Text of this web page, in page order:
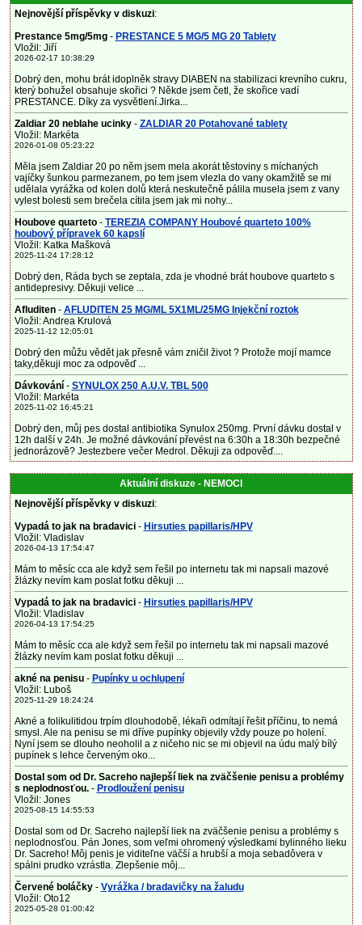
Nejnovější příspěvky v diskuzi:
Prestance 5mg/5mg- PRESTANCE 5 MG/5 MG 20 Tablety
Vložil: Jiří
2026-02-17 10:38:29
Dobrý den, mohu brát idoplněk stravy DIABEN na stabilizaci krevního cukru,
který bohužel obsahuje skořici ? Někde jsem četl, že skořice vadí
PRESTANCE. Díky za vysvětlení.Jirka...
Zaldiar 20 neblahe ucinky- ZALDIAR 20 Potahované tablety
Vložil: Markéta
2026-01-08 05:23:22
Měla jsem Zaldiar 20 po něm jsem mela akorát těstoviny s míchaných
vajíčky šunkou parmezanem, po tem jsem vlezla do vany okamžitě se mi
udělala vyrážka od kolen dolů která neskutečně pálila musela jsem z vany
vylest bolesti sem brečela cítila jsem jak mi nohy...
Houbove quarteto- TEREZIA COMPANY Houbové quarteto 100%
houbový přípravek 60 kapslí
Vložil: Katka Mašková
2025-11-24 17:28:12
Dobrý den, Ráda bych se zeptala, zda je vhodné brát houbove quarteto s
antidepresivy. Děkuji velice ...
Afluditen- AFLUDITEN 25 MG/ML 5X1ML/25MG Injekční roztok
Vložil: Andrea Krulová
2025-11-12 12:05:01
Dobrý den můžu vědět jak přesně vám zničil život ? Protože mojí mamce
taky,děkuji moc za odpověď ...
Dávkování - SYNULOX 250 A.U.V. TBL 500
Vložil: Markéta
2025-11-02 16:45:21
Dobrý den, můj pes dostal antibiotika Synulox 250mg. První dávku dostal v
12h další v 24h. Je možné dávkování převést na 6:30h a 18:30h bezpečné
jednorázově? Jestezbere večer Medrol. Děkuji za odpověď....
Aktuální diskuze - NEMOCI
Nejnovější příspěvky v diskuzi:
Vypadá to jak na bradavici - Hirsuties papillaris/HPV
Vložil: Vladislav
2026-04-13 17:54:47
Mám to měsíc cca ale když sem řešil po internetu tak mi napsali mazové
žlázky nevím kam poslat fotku děkuji ...
Vypadá to jak na bradavici - Hirsuties papillaris/HPV
Vložil: Vladislav
2026-04-13 17:54:25
Mám to měsíc cca ale když sem řešil po internetu tak mi napsali mazové
žlázky nevím kam poslat fotku děkuji ...
akné na penisu- Pupínky u ochlupení
Vložil: Luboš
2025-11-29 18:24:24
Akné a folikulitidou trpím dlouhodobě, lékaři odmítají řešit příčinu, to nemá
smysl. Ale na penisu se mi dříve pupínky objevily vždy pouze po holení.
Nyní jsem se dlouho neoholil a z ničeho nic se mi objevil na údu malý bílý
pupínek s lehce červeným oko...
Dostal som od Dr. Sacreho najlepší liek na zväčšenie penisu a problémy
s neplodnosťou.- Prodloužení penisu
Vložil: Jones
2025-08-15 14:55:53
Dostal som od Dr. Sacreho najlepší liek na zväčšenie penisu a problémy s
neplodnosťou. Pán Jones, som veľmi ohromený výsledkami bylinného lieku
Dr. Sacreho! Môj penis je viditeľne väčší a hrubší a moja sebadôvera v
spálni prudko vzrástla. Zlepšenie môj...
Červené boláčky - Vyrážka / bradavičky na žaludu
Vložil: Oto12
2025-05-28 01:00:42